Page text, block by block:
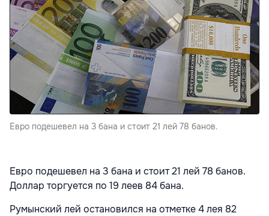
Евро подешевел на 3 бана и стоит 21 лей 78 банов.
Евро подешевел на 3 бана и стоит 21 лей 78 банов.
Доллар торгуется по 19 леев 84 бана.
Румынский лей остановился на отметке 4 лея 82